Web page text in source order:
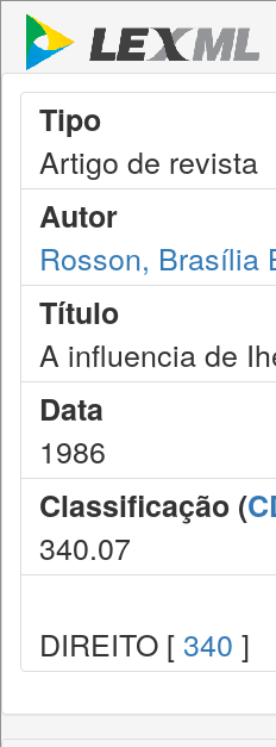
Tipo
Artigo de revista
Autor
Rosson, Brasília
Título
A influencia de
Data
1986
Classificação (
340.07
DIREITO [ 340 ]